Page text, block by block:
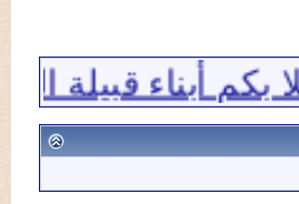
قبيلة